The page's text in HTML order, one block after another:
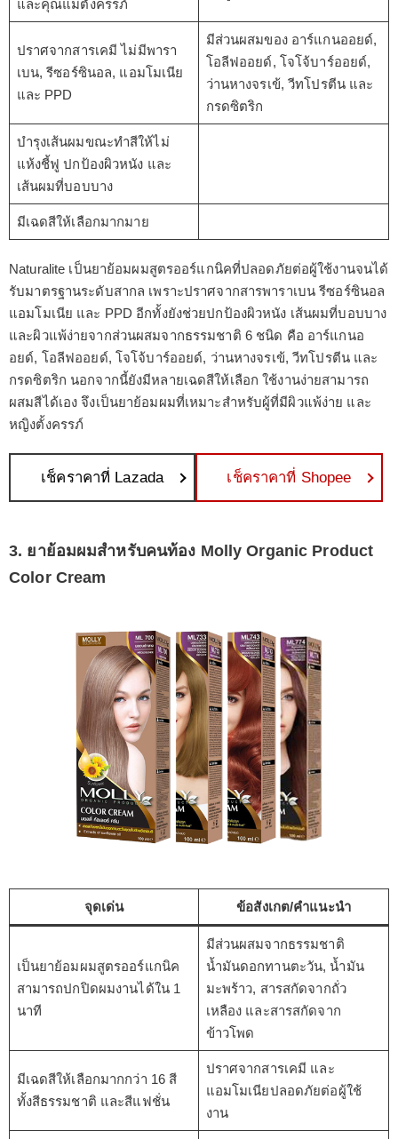
และคุณแม่ตั้งครรภ์
ปราศจากสารเคมี ไม่มีพารา
เบน, รีซอร์ซินอล, แอมโมเนีย
และ PPD
มีส่วนผสมของ อาร์แกนออยด์,
โอลีฟออยด์, โจโจ้บาร์ออยด์,
ว่านหางจรเข้, วีทโปรตีน และ
กรดซิตริก
บำรุงเส้นผมขณะทำสีให้ไม่
แห้งชี้ฟู ปกป้องผิวหนัง และ
เส้นผมที่บอบบาง
มีเฉดสีให้เลือกมากมาย
Naturalite เป็นยาย้อมผมสูตรออร์แกนิคที่ปลอดภัยต่อผู้ใช้งานจนได้
รับมาตรฐานระดับสากล เพราะปราศจากสารพาราเบน รีซอร์ซินอล
แอมโมเนีย และ PPD อีกทั้งยังช่วยปกป้องผิวหนัง เส้นผมที่บอบบาง
และผิวแพ้ง่ายจากส่วนผสมจากธรรมชาติ 6 ชนิด คือ อาร์แกนอ
อยด์, โอลีฟออยด์, โจโจ้บาร์ออยด์, ว่านหางจรเข้, วีทโปรตีน และ
กรดซิตริก นอกจากนี้ยังมีหลายเฉดสีให้เลือก ใช้งานง่ายสามารถ
ผสมสีได้เอง จึงเป็นยาย้อมผมที่เหมาะสำหรับผู้ที่มีผิวแพ้ง่าย และ
หญิงตั้งครรภ์
เช็คราคาที่ Lazada เช็คราคาที่ Shopee
3. ยาย้อมผมสำหรับคนท้อง Molly Organic Product
Color Cream
จุดเด่น ข้อสังเกต/คำแนะนำ
เป็นยาย้อมผมสูตรออร์แกนิค
สามารถปกปิดผมงานได้ใน 1
นาที
มีส่วนผสมจากธรรมชาติ
น้ำมันดอกทานตะวัน, น้ำมัน
มะพร้าว, สารสกัดจากถั่ว
เหลือง และสารสกัดจาก
ข้าวโพด
มีเฉดสีให้เลือกมากกว่า 16 สี
ทั้งสีธรรมชาติ และสีแฟชั่น
ปราศจากสารเคมี และ
แอมโมเนียปลอดภัยต่อผู้ใช้
งาน